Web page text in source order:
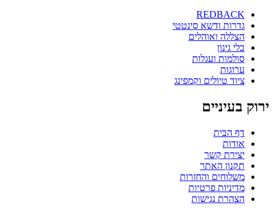
REDBACK
גדרות ודשא סינטטי
הצללה ואוהלים
כלי גינון
סולמות ועגלות
ערוגות
ציוד טיולים וקמפינג
ירוק בעיניים
דף הבית
אודות
יצירת קשר
תקנון האתר
משלוחים והחזרות
מדיניות פרטיות
הצהרת נגישות